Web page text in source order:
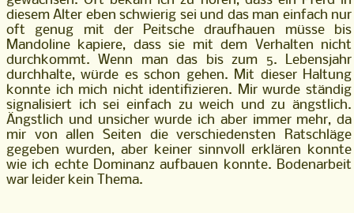
diesem Alter eben schwierig sei und das man einfach nur
oft genug mit der Peitsche draufhauen müsse bis
Mandoline kapiere, dass sie mit dem Verhalten nicht
durchkommt. Wenn man das bis zum 5. Lebensjahr
durchhalte, würde es schon gehen. Mit dieser Haltung
konnte ich mich nicht identifizieren. Mir wurde ständig
signalisiert ich sei einfach zu weich und zu ängstlich.
Ängstlich und unsicher wurde ich aber immer mehr, da
mir von allen Seiten die verschiedensten Ratschläge
gegeben wurden, aber keiner sinnvoll erklären konnte
wie ich echte Dominanz aufbauen konnte. Bodenarbeit
war leider kein Thema.